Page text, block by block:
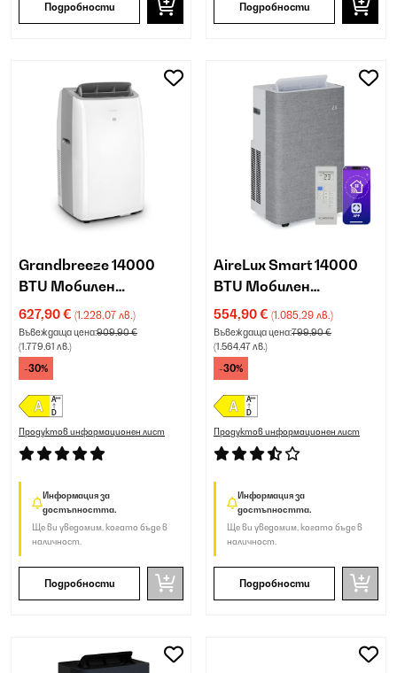
Подробности Подробности
Grandbreeze 14000
BTU Мобилен
климатик Бяло
627,90 € (1.228,07 лв.)
Въвеждаща цена:909,90 €
(1.779,61 лв.)
-30%
Продуктов информационен лист
Информация за
достъпността.
Ще ви уведомим, когато бъде в
наличност.
Подробности
AireLux Smart 14000
BTU Мобилен
климатик Сив
554,90 € (1.085,29 лв.)
Въвеждаща цена:799,90 €
(1.564,47 лв.)
-30%
Продуктов информационен лист
Информация за
достъпността.
Ще ви уведомим, когато бъде в
наличност.
Подробности